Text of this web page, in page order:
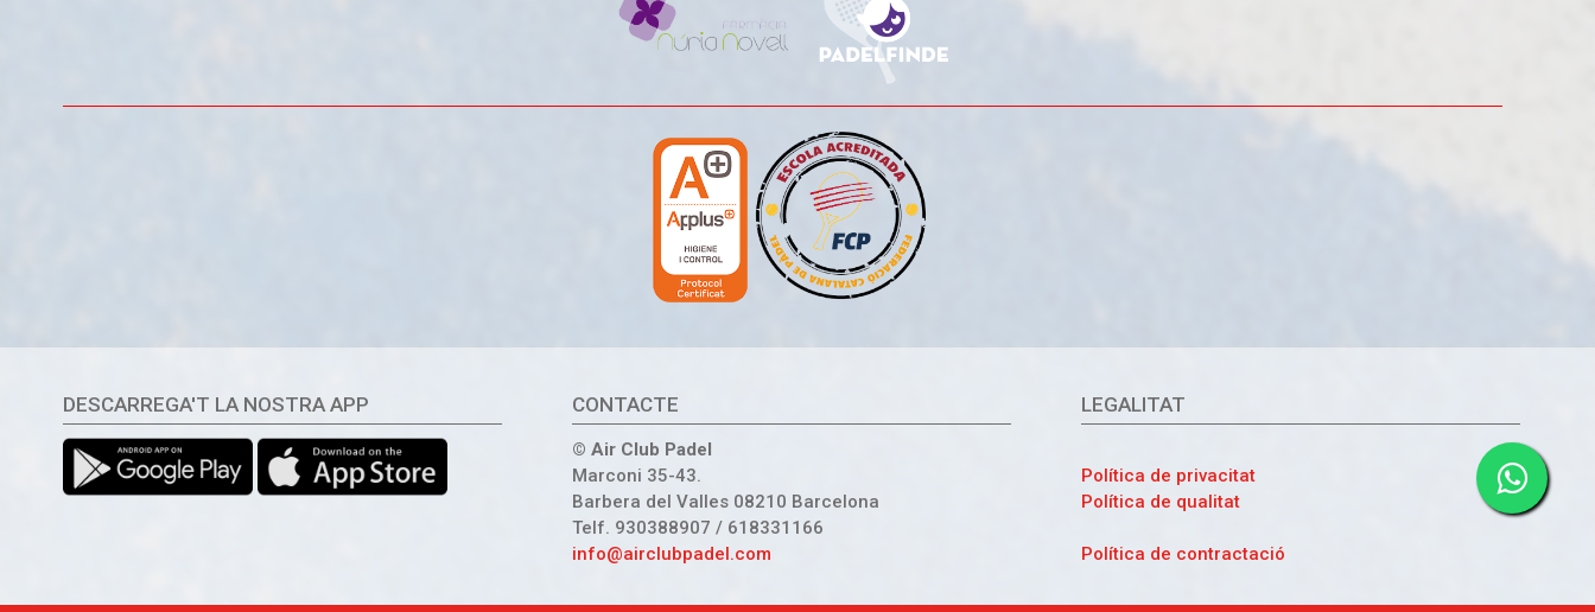
DESCARREGA'T LA NOSTRA APP CONTACTE
© Air Club Padel
Marconi 35-43.
Barbera del Valles 08210 Barcelona
Telf. 930388907 / 618331166
info@airclubpadel.com
LEGALITAT
Política de privacitat
Política de qualitat
Política de contractació